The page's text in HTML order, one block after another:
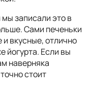
мы записали это в
Сами печеньки
вкусные, отлично
йогурта. Если вы
наверняка
стоит